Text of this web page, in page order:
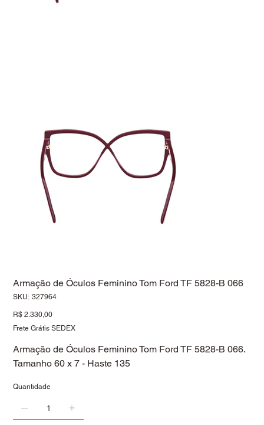
Armação de Óculos Feminino Tom Ford TF 5828-B 066
SKU: SKU
327964
Preço
R$ 2.330,00
Frete Grátis SEDEX
Armação de Óculos Feminino Tom Ford TF 5828-B 066.
Tamanho 60 x 7 - Haste 135
Quantidade